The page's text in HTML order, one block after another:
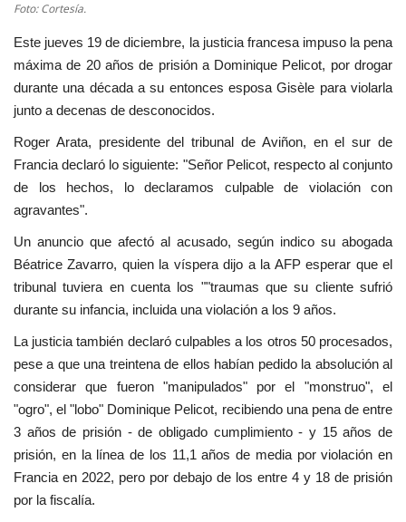
Foto: Cortesía.
Este jueves 19 de diciembre, la justicia francesa impuso la pena
máxima de 20 años de prisión a Dominique Pelicot, por drogar
durante una década a su entonces esposa Gisèle para violarla
junto a decenas de desconocidos.
Roger Arata, presidente del tribunal de Aviñon, en el sur de
Francia declaró lo siguiente: "Señor Pelicot, respecto al conjunto
de los hechos, lo declaramos culpable de violación con
agravantes".
Un anuncio que afectó al acusado, según indico su abogada
Béatrice Zavarro, quien la víspera dijo a la AFP esperar que el
tribunal tuviera en cuenta los ""traumas que su cliente sufrió
durante su infancia, incluida una violación a los 9 años.
La justicia también declaró culpables a los otros 50 procesados,
pese a que una treintena de ellos habían pedido la absolución al
considerar que fueron "manipulados" por el "monstruo", el
"ogro", el "lobo" Dominique Pelicot, recibiendo una pena de entre
3 años de prisión - de obligado cumplimiento - y 15 años de
prisión, en la línea de los 11,1 años de media por violación en
Francia en 2022, pero por debajo de los entre 4 y 18 de prisión
por la fiscalía.